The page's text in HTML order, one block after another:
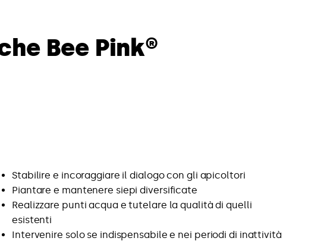
Bee Pink®
Stabilire e incoraggiare il dialogo con gli apicoltori
Piantare e mantenere siepi diversificate
Realizzare punti acqua e tutelare la qualità di quelli
esistenti
Intervenire solo se indispensabile e nei periodi di inattività